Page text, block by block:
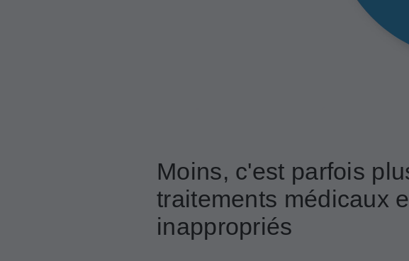
Moins, c'est parfois
traitements médicaux
inappropriés